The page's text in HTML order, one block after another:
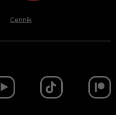
Cenník